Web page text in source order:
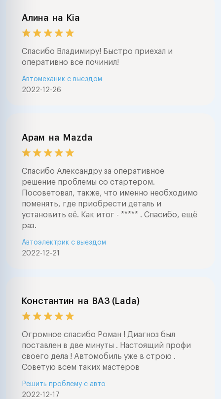
Алина на Kia
Спасибо Владимиру! Быстро приехал и
оперативно все починил!
2022-12-26
Автомеханик с выездом
Арам на Mazda
Спасибо Александру за оперативное
решение проблемы со стартером.
Посоветовал, также, что именно необходимо
поменять, где приобрести деталь и
установить её. Как итог - ***** . Спасибо, ещё
раз.
2022-12-21
Автоэлектрик с выездом
Константин на ВАЗ (Lada)
Огромное спасибо Роман ! Диагноз был
поставлен в две минуты . Настоящий профи
своего дела ! Автомобиль уже в строю .
Советую всем таких мастеров
2022-12-17
Решить проблему с авто